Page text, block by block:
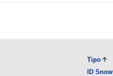
Tipo
ID Snow